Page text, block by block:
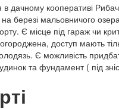
дачному кооперативі
на березі мальовничого
Є місце під гараж чи
доступ мають
Є можливість
та фундамент ( під